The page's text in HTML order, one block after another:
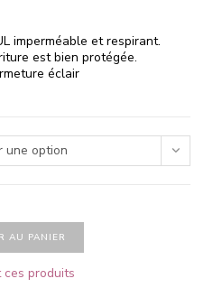
imperméable et respirant.
est bien protégée.
éclair
une option
AU PANIER
produits